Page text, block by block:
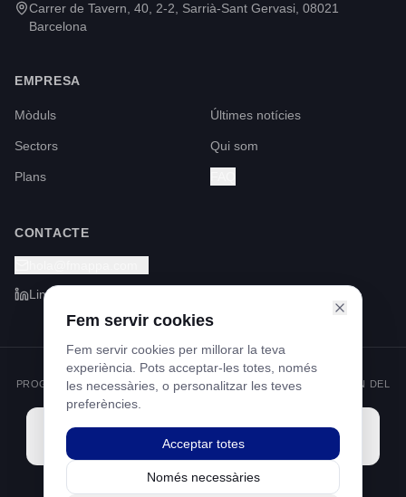
Carrer de Tavern, 40, 2-2, Sarrià-Sant Gervasi, 08021
Barcelona
EMPRESA
Mòduls
Sectors
Plans
Últimes notícies
Qui som
CONTACTE
LinkedIn
PROGRAMA KIT DIGITAL FINANÇAT PELS FONS NEXT GENERATION DEL
MECANISME DE RECUPERACIÓ I RESILIÈNCIA
Fem servir cookies
Fem servir cookies per millorar la teva
experiència. Pots acceptar-les totes, només
les necessàries, o personalitzar les teves
preferències.
Acceptar totes
Només necessàries